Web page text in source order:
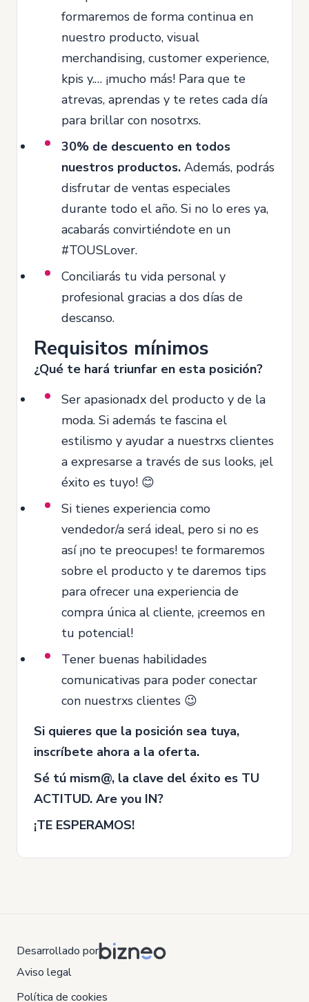
formaremos de forma continua en
nuestro producto, visual
merchandising, customer experience,
kpis y.… ¡mucho más! Para que te
atrevas, aprendas y te retes cada día
para brillar con nosotrxs.
30% de descuento en todos
nuestros productos. Además, podrás
disfrutar de ventas especiales
durante todo el año. Si no lo eres ya,
acabarás convirtiéndote en un
#TOUSLover.
Conciliarás tu vida personal y
profesional gracias a dos días de
descanso.
Requisitos mínimos
¿Qué te hará triunfar en esta posición?
Ser apasionadx del producto y de la
moda. Si además te fascina el
estilismo y ayudar a nuestrxs clientes
a expresarse a través de sus looks, ¡el
éxito es tuyo! 😊
Si tienes experiencia como
vendedor/a será ideal, pero si no es
así ¡no te preocupes! te formaremos
sobre el producto y te daremos tips
para ofrecer una experiencia de
compra única al cliente, ¡creemos en
tu potencial!
Tener buenas habilidades
comunicativas para poder conectar
con nuestrxs clientes 😉
Si quieres que la posición sea tuya,
inscríbete ahora a la oferta.
Sé tú mism@, la clave del éxito es TU
ACTITUD. Are you IN?
¡TE ESPERAMOS!
Desarrollado por
Aviso legal
Política de cookies